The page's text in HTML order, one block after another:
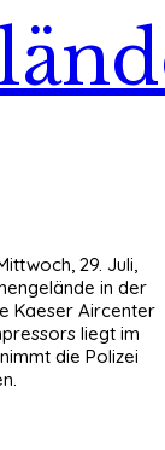
29. Juli,
in der
Kaeser Aircenter
liegt im
die Polizei